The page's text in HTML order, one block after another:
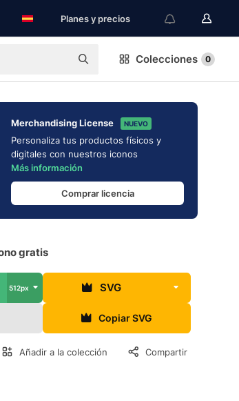
Planes y precios
Colecciones 0
Merchandising License NUEVO
Personaliza tus productos físicos y
digitales con nuestros iconos
Más información
Comprar licencia
gratis
512px SVG
Copiar SVG
Añadir a la colección Compartir